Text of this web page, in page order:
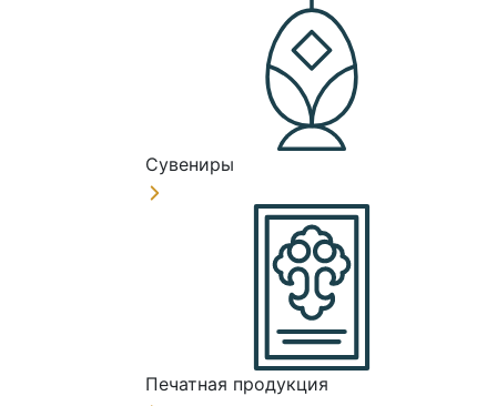
Сувениры
Печатная продукция